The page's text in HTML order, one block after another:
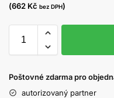
(662 Kč bez DPH)
Poštovné zdarma pro
autorizovaný partner